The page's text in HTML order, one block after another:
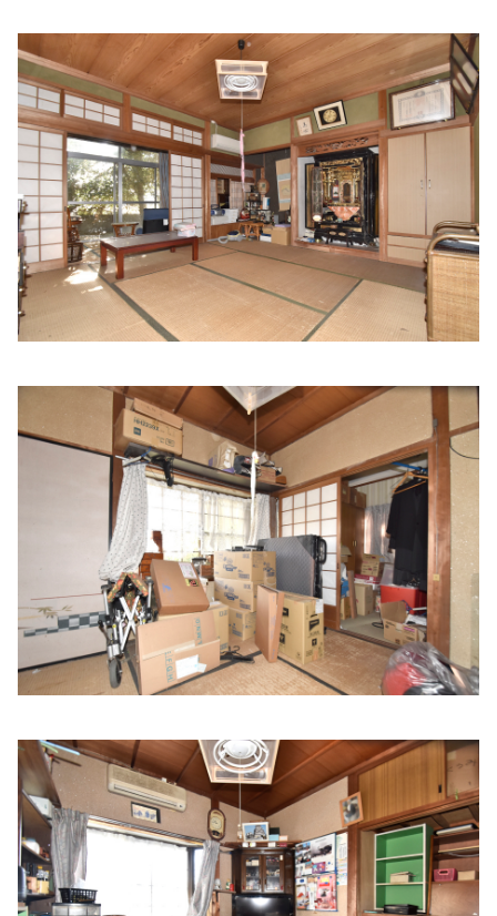
兵庫県姫路市網干区和久６８−１ マップで見る
八木外科
住所:兵庫県姫路市網干区坂出２５７−８ マップで見る
高畑接骨院
住所:兵庫県小松島市芝生町網干 マップで見る
西庵医院
住所:兵庫県姫路市紺屋町３７ 西庵医院 マップで見る
とのもとクリニック
兵庫県姫路市手柄158−１ マップで見る
西川内科医院
小山内科・消化器内科・循環器内科医院
住所:
兵庫県姫路市北条口２丁目１５ マップで見る
上川ぺインクリニック
兵庫県姫路市本町２３９ マップで見る
中谷病院 総合健診室
兵庫県姫路市飾磨区細江 マップで見る
大島内科クリニック
住所:兵庫県姫路市飾磨区構３丁目２３３ マップで見る
山陽内科クリニック
兵庫県姫路市飾磨区清水２丁目３１ マップで見る
住所:兵庫県姫路市白銀町36番地1 中ノ門シャポービル 2階
マップで見る
深津内科診療所
住所:兵庫県姫路市飾磨区中島７ マップで見る
奥新クリニック
住所:兵庫県姫路市東今宿３丁目６−３９ マップで見る